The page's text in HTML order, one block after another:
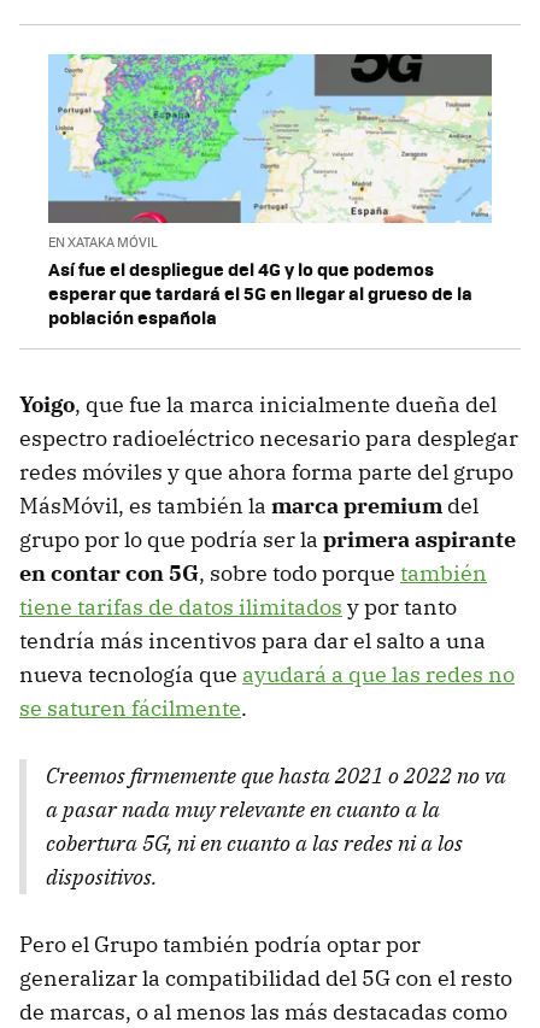
EN XATAKA MÓVIL
Así fue el despliegue del 4G y lo que podemos
esperar que tardará el 5G en llegar al grueso de la
población española
Yoigo, que fue la marca inicialmente dueña del
espectro radioeléctrico necesario para desplegar
redes móviles y que ahora forma parte del grupo
MásMóvil, es también la marca premium del
grupo por lo que podría ser la primera aspirante
en contar con 5G, sobre todo porque también
tiene tarifas de datos ilimitados y por tanto
tendría más incentivos para dar el salto a una
nueva tecnología que ayudará a que las redes no
se saturen fácilmente.
Creemos firmemente que hasta 2021 o 2022 no va
a pasar nada muy relevante en cuanto a la
cobertura 5G, ni en cuanto a las redes ni a los
dispositivos.
Pero el Grupo también podría optar por
generalizar la compatibilidad del 5G con el resto
de marcas, o al menos las más destacadas como